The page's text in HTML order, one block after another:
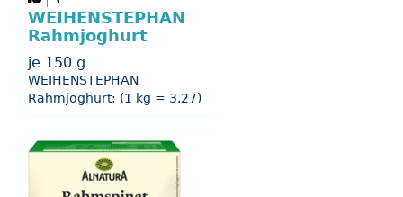
WEIHENSTEPHAN
Rahmjoghurt
je 150 g
WEIHENSTEPHAN
Rahmjoghurt; (1 kg = 3.27)